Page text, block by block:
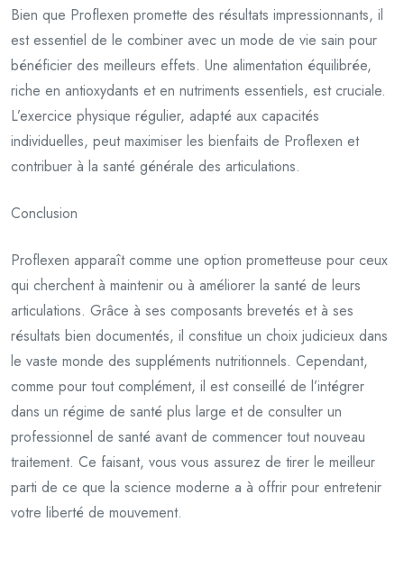
Bien que Proflexen promette des résultats impressionnants, il
est essentiel de le combiner avec un mode de vie sain pour
bénéficier des meilleurs effets. Une alimentation équilibrée,
riche en antioxydants et en nutriments essentiels, est cruciale.
L’exercice physique régulier, adapté aux capacités
individuelles, peut maximiser les bienfaits de Proflexen et
contribuer à la santé générale des articulations.
Conclusion
Proflexen apparaît comme une option prometteuse pour ceux
qui cherchent à maintenir ou à améliorer la santé de leurs
articulations. Grâce à ses composants brevetés et à ses
résultats bien documentés, il constitue un choix judicieux dans
le vaste monde des suppléments nutritionnels. Cependant,
comme pour tout complément, il est conseillé de l’intégrer
dans un régime de santé plus large et de consulter un
professionnel de santé avant de commencer tout nouveau
traitement. Ce faisant, vous vous assurez de tirer le meilleur
parti de ce que la science moderne a à offrir pour entretenir
votre liberté de mouvement.